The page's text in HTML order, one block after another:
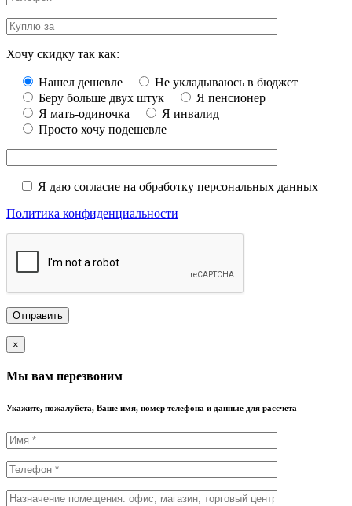
Хочу скидку так как:
Нашел дешевле
Не укладываюсь в бюджет
Беру больше двух штук
Я пенсионер
Я мать-одиночка
Я инвалид
Просто хочу подешевле
Я даю согласие на обработку персональных данных
Политика конфиденциальности
×
Мы вам перезвоним
Укажите, пожалуйста, Ваше имя, номер телефона и данные для рассчета